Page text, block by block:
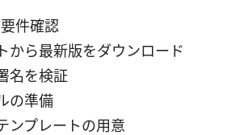
件確認
から最新版をダウンロード
名を検証
の準備
ンプレートの用意